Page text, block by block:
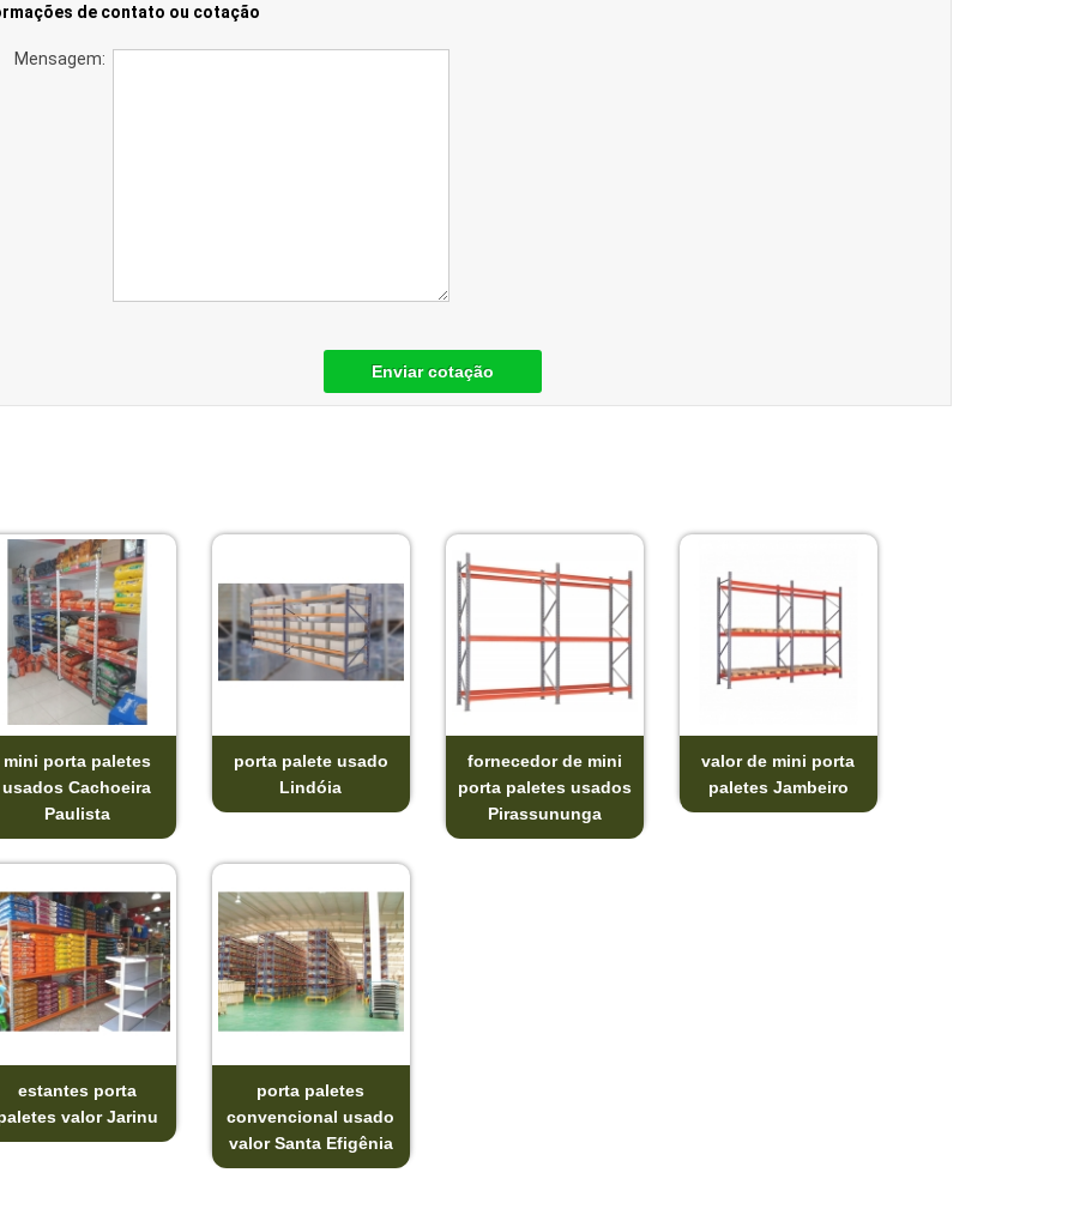
de contato ou cotação
Mensagem:
Enviar cotação
mini porta paletes
usados Cachoeira
Paulista
porta palete usado
Lindóia
fornecedor de mini
porta paletes usados
Pirassununga
valor de mini porta
paletes Jambeiro
estantes porta
valor Jarinu
porta paletes
convencional usado
valor Santa Efigênia